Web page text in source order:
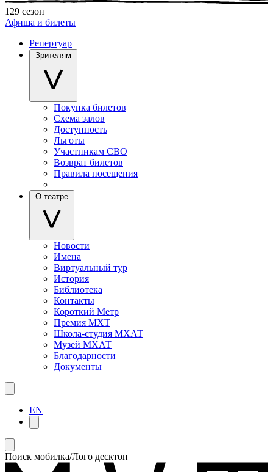
129 сезон
Афиша и билеты
Репертуар
Зрителям
Покупка билетов
Схема залов
Доступность
Льготы
Участникам СВО
Возврат билетов
Правила посещения
О театре
Новости
Имена
Виртуальный тур
История
Библиотека
Контакты
Короткий Метр
Премия МХТ
Школа-студия МХАТ
Музей МХАТ
Благодарности
Документы
EN
Поиск мобилка/Лого десктоп